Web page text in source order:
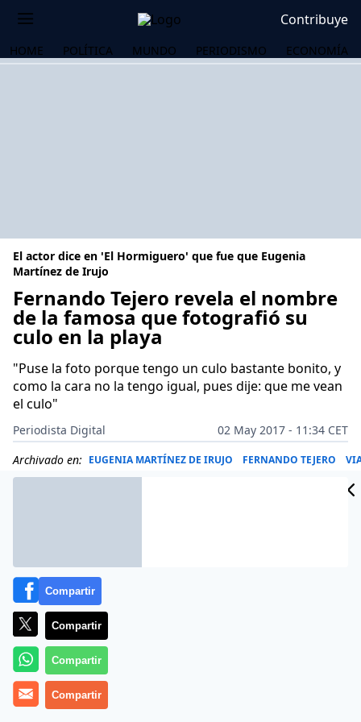
Contribuye
HOME POLÍTICA MUNDO PERIODISMO ECONOMÍA
El actor dice en 'El Hormiguero' que fue que Eugenia
Martínez de Irujo
Fernando Tejero revela el nombre
de la famosa que fotografió su
culo en la playa
"Puse la foto porque tengo un culo bastante bonito, y
como la cara no la tengo igual, pues dije: que me vean
el culo"
Periodista Digital
02 May 2017 - 11:34 CET
Archivado en: EUGENIA MARTÍNEZ DE IRUJO FERNANDO TEJERO
Compartir
Compartir
Compartir
Compartir